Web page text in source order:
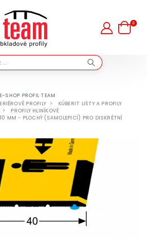
0
SHOP PROFIL TEAM
PROFILY
KÜBERIT LIŠTY A PROFILY
PROFILY HLINÍKOVÉ
MM - PLOCHÝ (SAMOLEPICÍ) PRO DISKRÉTNÍ